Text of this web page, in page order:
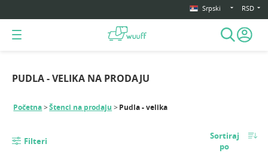
Srpski RSD
PUDLA - VELIKA NA PRODAJU
Početna Štenci na prodaju Pudla - velika
Filteri
Sortiraj
po